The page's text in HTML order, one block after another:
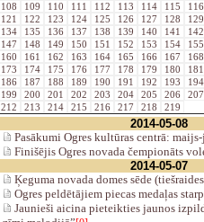
108
109 110 111 112 113 114 115
121
122 123 124 125 126 127 128
134
135 136 137 138 139 140 141
147
148 149 150 151 152 153 154
160
161 162 163 164 165 166 167
173
174 175 176 177 178 179 180
186
187 188 189 190 191 192 193
199
200 201 202 203 204 205 206
212
213 214 215 216 217 218 219
2014-05-08
Pasākumi Ogres kultūras centrā:
Finišējis Ogres novada čempionāts
2014-05-07
Ķeguma novada domes sēde
Ogres peldētājiem piecas medaļas
Jaunieši aicina pieteikties jaunos